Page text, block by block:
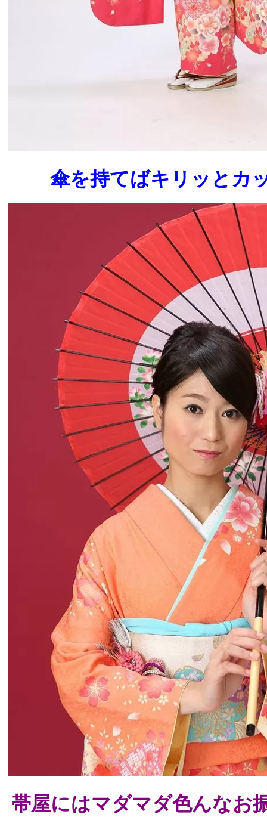
傘を持てばキリッとカ
帯屋にはマダマダ色んなお